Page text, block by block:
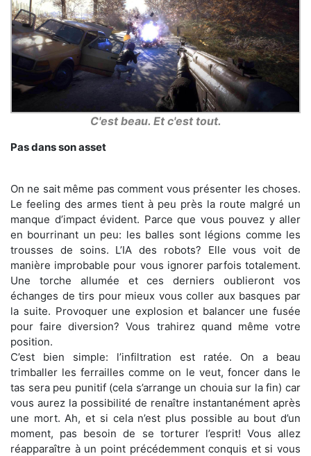
C'est beau. Et c'est tout.
Pas dans son asset
On ne sait même pas comment vous présenter les choses.
Le feeling des armes tient à peu près la route malgré un
manque d’impact évident. Parce que vous pouvez y aller
en bourrinant un peu: les balles sont légions comme les
trousses de soins. L’IA des robots? Elle vous voit de
manière improbable pour vous ignorer parfois totalement.
Une torche allumée et ces derniers oublieront vos
échanges de tirs pour mieux vous coller aux basques par
la suite. Provoquer une explosion et balancer une fusée
pour faire diversion? Vous trahirez quand même votre
position.
C’est bien simple: l’infiltration est ratée. On a beau
trimballer les ferrailles comme on le veut, foncer dans le
tas sera peu punitif (cela s’arrange un chouia sur la fin) car
vous aurez la possibilité de renaître instantanément après
une mort. Ah, et si cela n’est plus possible au bout d’un
moment, pas besoin de se torturer l’esprit! Vous allez
réapparaître à un point précédemment conquis et si vous